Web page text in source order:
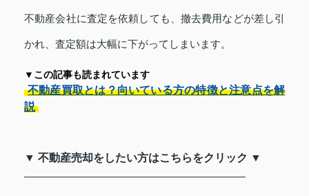
不動産会社に査定を依頼しても、撤去費用などが差し引
かれ、査定額は大幅に下がってしまいます。
▼この記事も読まれています
不動産買取とは？向いている方の特徴と注意点を解
説
▼ 不動産売却をしたい方はこちらをクリック ▼